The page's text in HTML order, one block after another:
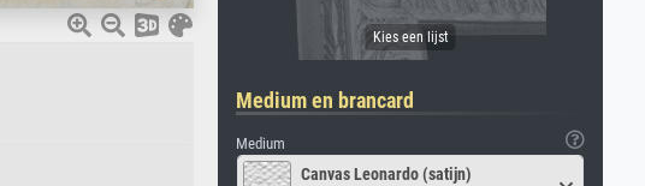
Medium en brancard
Medium
Canvas Leonardo (satijn)